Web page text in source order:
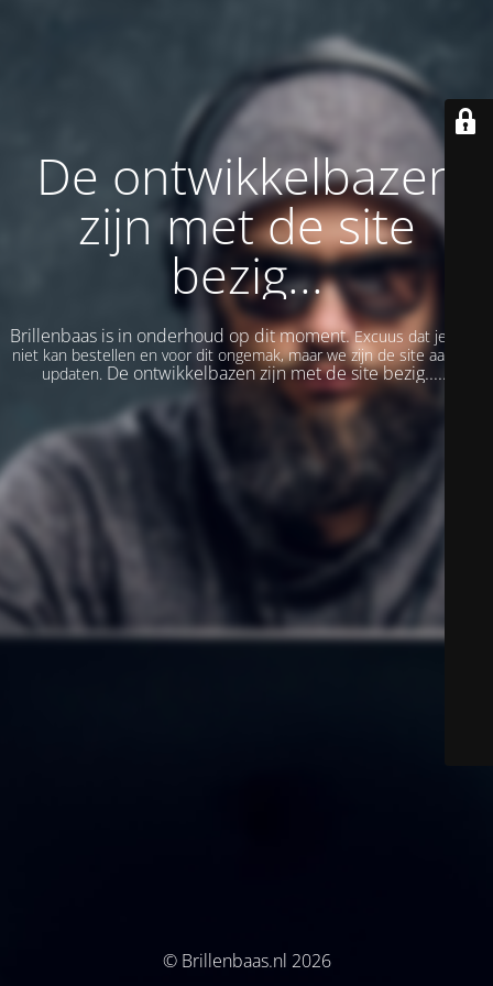
De ontwikkelbazen
zijn met de site
bezig...
Brillenbaas is in onderhoud op dit moment.Excuus dat je even
niet kan bestellen en voor dit ongemak, maar we zijn de site aan het
updaten. De ontwikkelbazen zijn met de site bezig......
© Brillenbaas.nl 2026